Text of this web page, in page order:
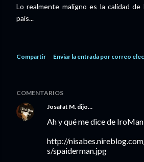
Lo realmente maligno es la calidad
país...
Compartir Enviar la entrada por correo
COMENTARIOS
Josafat M. dijo…
Ah y qué me dice de IroMan
http://
s/spaiderman.jpg